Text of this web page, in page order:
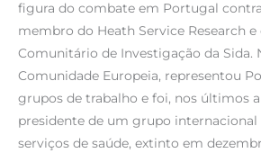
figura do combate em Portugal contra
membro do Heath Service Research
Comunitário de Investigação da Sida.
Comunidade Europeia, representou
grupos de trabalho e foi, nos últimos
presidente de um grupo internacional
serviços de saúde, extinto em